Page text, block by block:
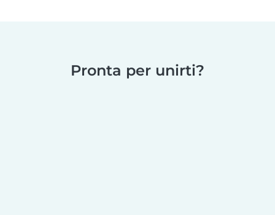
Pronta per unirti?